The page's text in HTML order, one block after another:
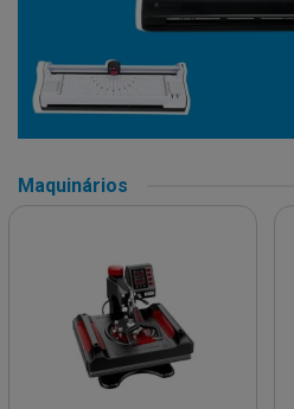
Maquinários